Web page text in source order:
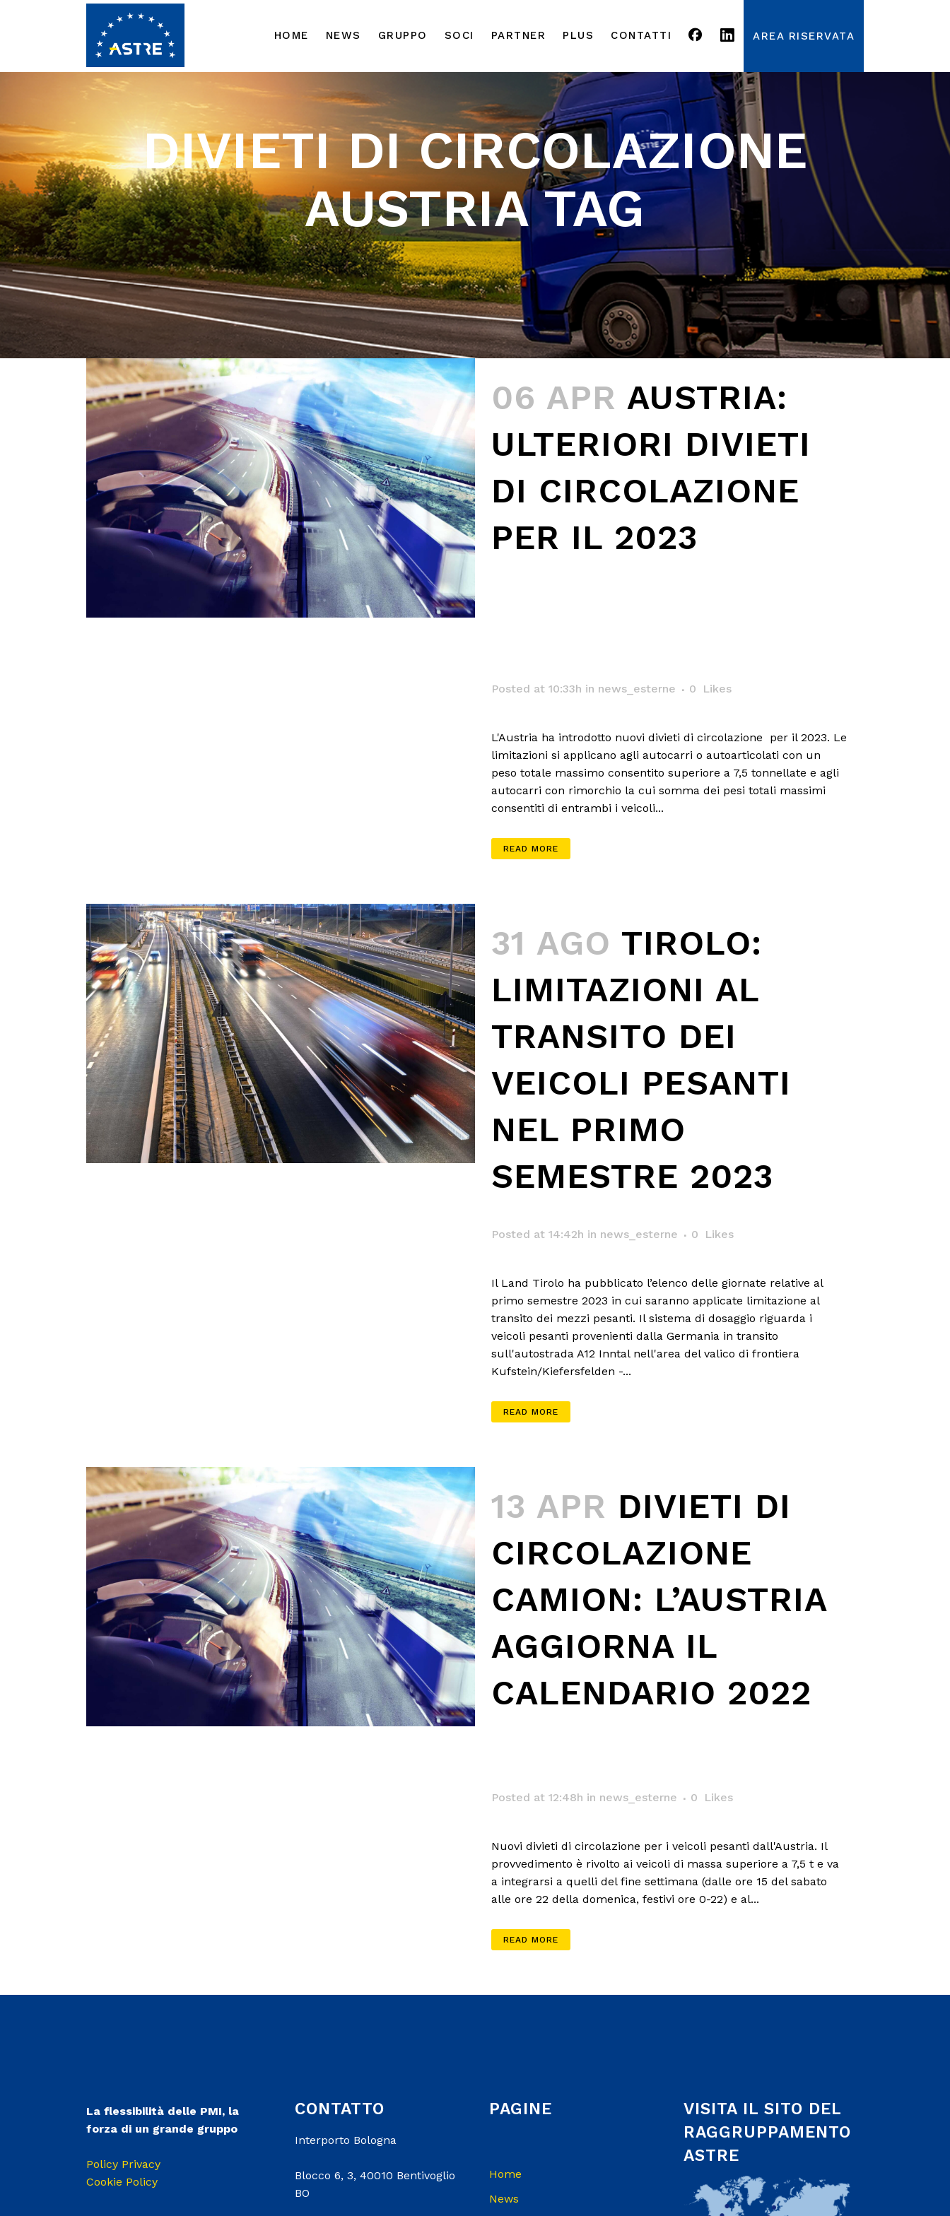
HOME NEWS GRUPPO SOCI PARTNER PLUS CONTATTI AREA RISERVATA
DIVIETI DI CIRCOLAZIONE
AUSTRIA TAG
06 APR AUSTRIA:
ULTERIORI DIVIETI
DI CIRCOLAZIONE
PER IL 2023
Posted at 10:33h in news_esterne 0 Likes
L'Austria ha introdotto nuovi divieti di circolazione per il 2023. Le
limitazioni si applicano agli autocarri o autoarticolati con un
peso totale massimo consentito superiore a 7,5 tonnellate e agli
autocarri con rimorchio la cui somma dei pesi totali massimi
consentiti di entrambi i veicoli...
READ MORE
31 AGO TIROLO:
LIMITAZIONI AL
TRANSITO DEI
VEICOLI PESANTI
NEL PRIMO
SEMESTRE 2023
Posted at 14:42h in news_esterne 0 Likes
Il Land Tirolo ha pubblicato l’elenco delle giornate relative al
primo semestre 2023 in cui saranno applicate limitazione al
transito dei mezzi pesanti. Il sistema di dosaggio riguarda i
veicoli pesanti provenienti dalla Germania in transito
sull'autostrada A12 Inntal nell'area del valico di frontiera
Kufstein/Kiefersfelden -...
READ MORE
13 APR DIVIETI DI
CIRCOLAZIONE
CAMION: L’AUSTRIA
AGGIORNA IL
CALENDARIO 2022
Posted at 12:48h in news_esterne 0 Likes
Nuovi divieti di circolazione per i veicoli pesanti dall'Austria. Il
provvedimento è rivolto ai veicoli di massa superiore a 7,5 t e va
a integrarsi a quelli del fine settimana (dalle ore 15 del sabato
alle ore 22 della domenica, festivi ore 0-22) e al...
READ MORE
La flessibilità delle PMI, la
forza di un grande gruppo
Policy Privacy
Cookie Policy
CONTATTO
Interporto Bologna
Blocco 6, 3, 40010 Bentivoglio
BO
PAGINE
Home
News
VISITA IL SITO DEL
RAGGRUPPAMENTO
ASTRE